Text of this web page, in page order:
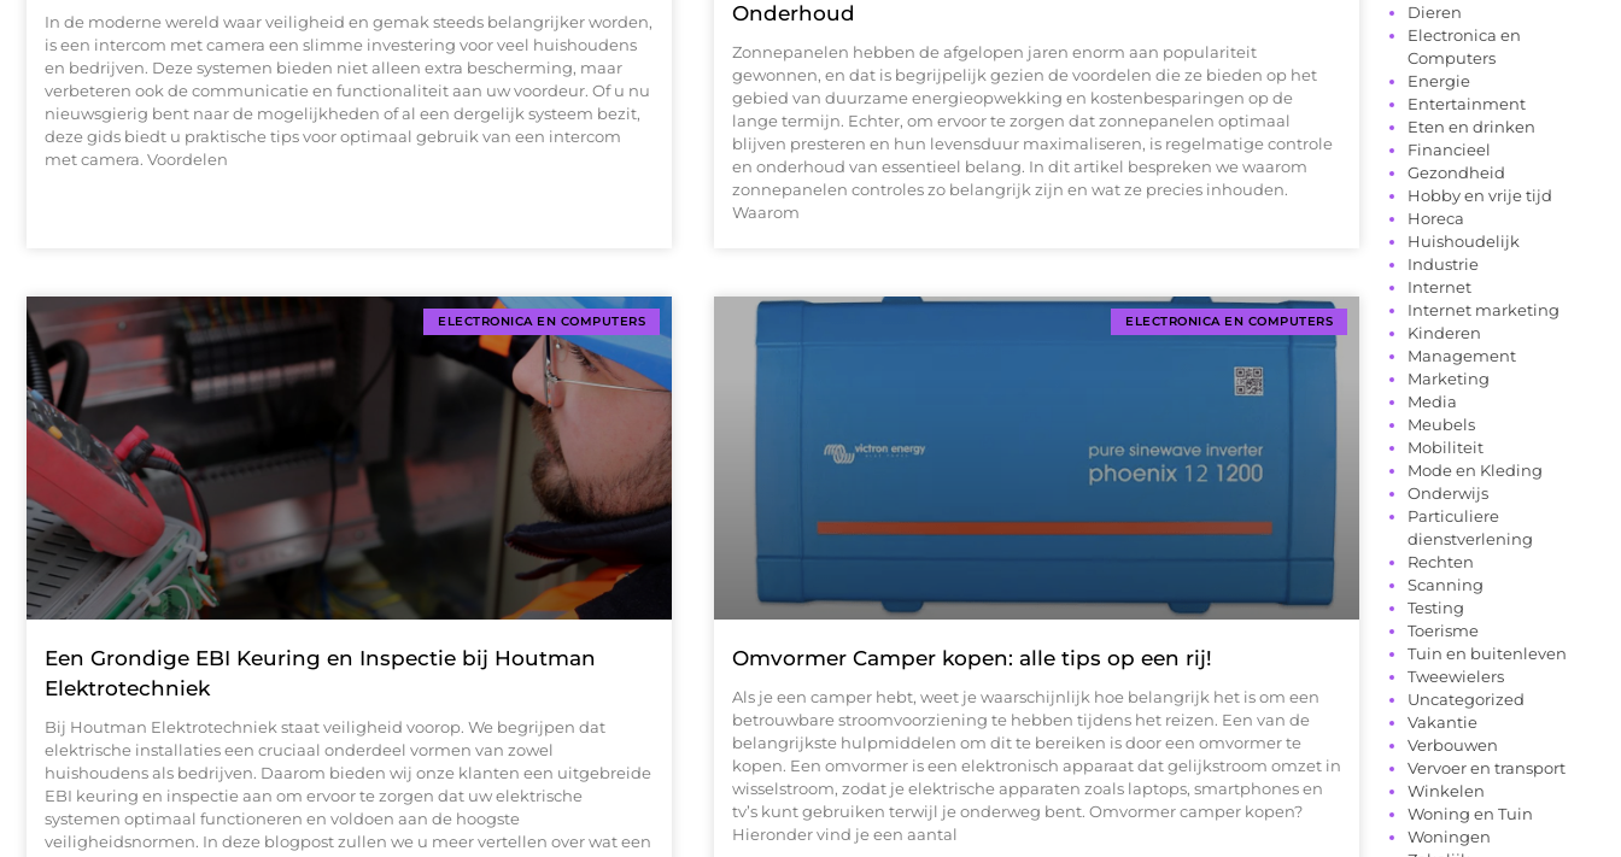
In de moderne wereld waar veiligheid en gemak steeds belangrijker worden,
is een intercom met camera een slimme investering voor veel huishoudens
en bedrijven. Deze systemen bieden niet alleen extra bescherming, maar
verbeteren ook de communicatie en functionaliteit aan uw voordeur. Of u nu
nieuwsgierig bent naar de mogelijkheden of al een dergelijk systeem bezit,
deze gids biedt u praktische tips voor optimaal gebruik van een intercom
met camera. Voordelen
Onderhoud
Zonnepanelen hebben de afgelopen jaren enorm aan populariteit
gewonnen, en dat is begrijpelijk gezien de voordelen die ze bieden op het
gebied van duurzame energieopwekking en kostenbesparingen op de
lange termijn. Echter, om ervoor te zorgen dat zonnepanelen optimaal
blijven presteren en hun levensduur maximaliseren, is regelmatige controle
en onderhoud van essentieel belang. In dit artikel bespreken we waarom
zonnepanelen controles zo belangrijk zijn en wat ze precies inhouden.
Waarom
ELECTRONICA EN COMPUTERS
Een Grondige EBI Keuring en Inspectie bij Houtman
Elektrotechniek
Bij Houtman Elektrotechniek staat veiligheid voorop. We begrijpen dat
elektrische installaties een cruciaal onderdeel vormen van zowel
huishoudens als bedrijven. Daarom bieden wij onze klanten een uitgebreide
EBI keuring en inspectie aan om ervoor te zorgen dat uw elektrische
systemen optimaal functioneren en voldoen aan de hoogste
veiligheidsnormen. In deze blogpost zullen we u meer vertellen over wat een
ELECTRONICA EN COMPUTERS
Omvormer Camper kopen: alle tips op een rij!
Als je een camper hebt, weet je waarschijnlijk hoe belangrijk het is om een
betrouwbare stroomvoorziening te hebben tijdens het reizen. Een van de
belangrijkste hulpmiddelen om dit te bereiken is door een omvormer te
kopen. Een omvormer is een elektronisch apparaat dat gelijkstroom omzet in
wisselstroom, zodat je elektrische apparaten zoals laptops, smartphones en
tv’s kunt gebruiken terwijl je onderweg bent. Omvormer camper kopen?
Hieronder vind je een aantal
Dieren
Electronica en
Computers
Energie
Entertainment
Eten en drinken
Financieel
Gezondheid
Hobby en vrije tijd
Horeca
Huishoudelijk
Industrie
Internet
Internet marketing
Kinderen
Management
Marketing
Media
Meubels
Mobiliteit
Mode en Kleding
Onderwijs
Particuliere
dienstverlening
Rechten
Scanning
Testing
Toerisme
Tuin en buitenleven
Tweewielers
Uncategorized
Vakantie
Verbouwen
Vervoer en transport
Winkelen
Woning en Tuin
Woningen